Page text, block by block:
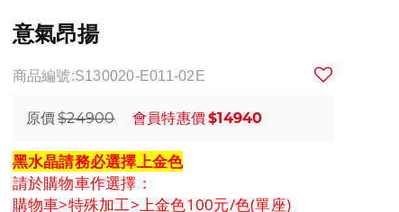
意氣昂揚
商品編號:S130020-E011-02E
原價$24900 會員特惠價$14940
黑水晶請務必選擇上金色
請於購物車作選擇：
購物車>特殊加工>上金色100元/色(單座)